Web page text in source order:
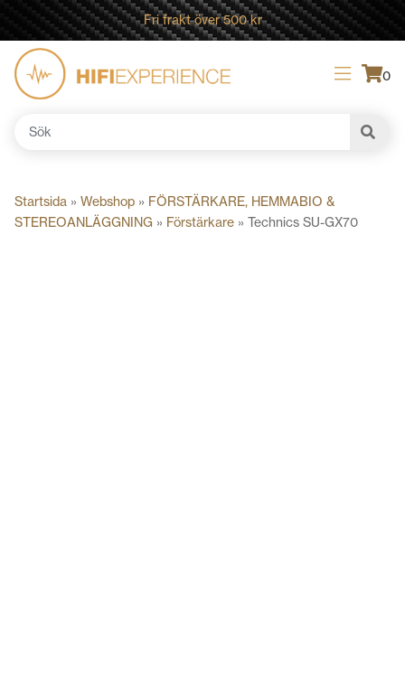
Fri frakt över 500 kr
0
Sök
Startsida » Webshop » FÖRSTÄRKARE, HEMMABIO &
STEREOANLÄGGNING » Förstärkare » Technics SU-GX70